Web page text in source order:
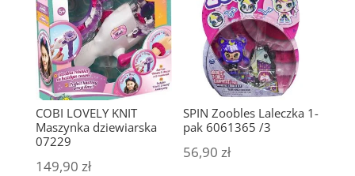
COBI LOVELY KNIT
Maszynka dziewiarska
07229
149,90 zł
SPIN Zoobles Laleczka 1-
pak 6061365 /3
56,90zł